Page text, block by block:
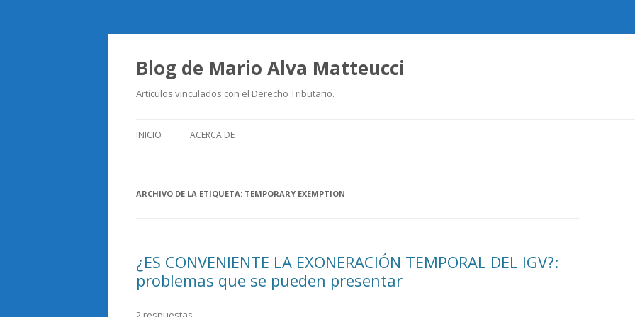
Blog de Mario Alva Matteucci
Artículos vinculados con el Derecho Tributario.
INICIO ACERCA DE
ARCHIVO DE LA ETIQUETA: TEMPORARY EXEMPTION
¿ES CONVENIENTE LA EXONERACIÓN TEMPORAL DEL IGV?:
problemas que se pueden presentar